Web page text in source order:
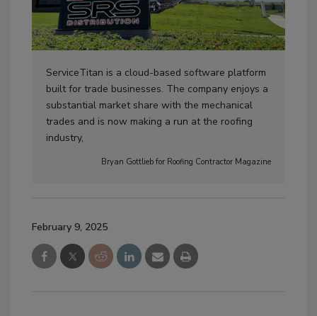
ServiceTitan is a cloud-based software platform
built for trade businesses. The company enjoys a
substantial market share with the mechanical
trades and is now making a run at the roofing
industry,
Bryan Gottlieb for Roofing Contractor Magazine
February 9, 2025